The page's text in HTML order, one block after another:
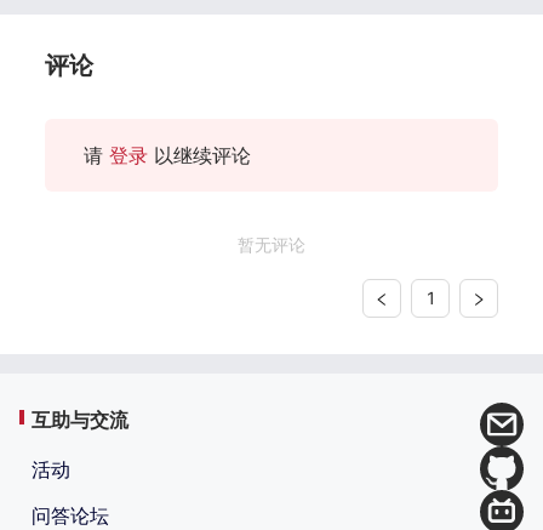
评论
请 登录 以继续评论
暂无评论
1
互助与交流
活动
问答论坛